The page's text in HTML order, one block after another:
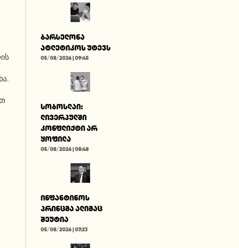
ბარსელონა
ატლეტიკოს უტევს
05/08/2026 | 09:45
სობოსლაი:
ლივერპულში
კონფლიქტი არ
ყოფილა
05/08/2026 | 08:48
ინფანტინოს
პრინცმა ალიმაც
შეუტია
05/08/2026 | 07:23